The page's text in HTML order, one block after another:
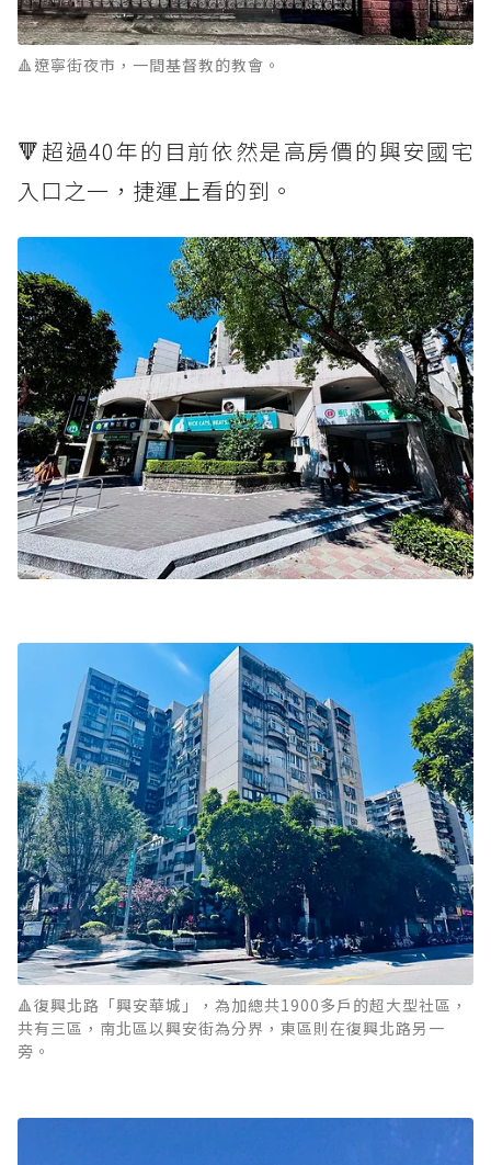
🔺遼寧街夜市，一間基督教的教會。
🔻超過40年的目前依然是高房價的興安國宅
入口之一，捷運上看的到。
🔺復興北路「興安華城」，為加總共1900多戶的超大型社區，
共有三區，南北區以興安街為分界，東區則在復興北路另一
旁。